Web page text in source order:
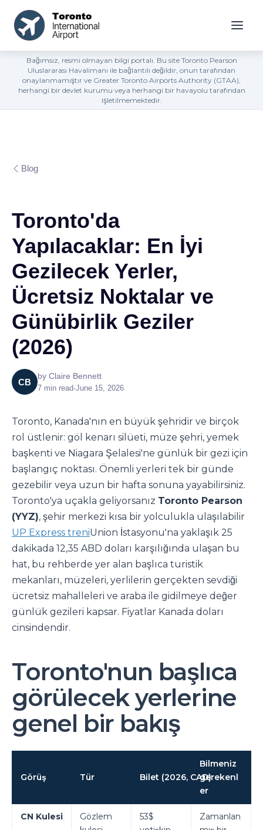
Bağımsız, resmi olmayan bilgi portalı. Bu site Toronto Pearson
Uluslararası Havalimanı ile bağlantılı değildir, onun tarafından
onaylanmamıştır ve Greater Toronto Airports Authority (GTAA),
herhangi bir devlet kurumu veya herhangi bir havayolu tarafından
işletilmemektedir.
Blog
Toronto'da
Yapılacaklar: En İyi
Gezilecek Yerler,
Ücretsiz Noktalar ve
Günübirlik Geziler
(2026)
CB
by Claire Bennett
7 min read•June 15, 2026
Toronto, Kanada'nın en büyük şehridir ve birçok
rol üstlenir: göl kenarı silüeti, müze şehri, yemek
başkenti ve Niagara Şelalesi'ne günlük bir gezi için
başlangıç noktası. Önemli yerleri tek bir günde
gezebilir veya uzun bir hafta sonuna yayabilirsiniz.
Toronto'ya uçakla geliyorsanız Toronto Pearson
(YYZ), şehir merkezi kısa bir yolculukla ulaşılabilir
UP Express treniUnion İstasyonu'na yaklaşık 25
dakikada 12,35 ABD doları karşılığında ulaşan bu
hat, bu rehberde yer alan başlıca turistik
mekanları, müzeleri, yerlilerin gerçekten sevdiği
ücretsiz mahalleleri ve araba ile gidilmeye değer
günlük gezileri kapsar. Fiyatlar Kanada doları
cinsindendir.
Toronto'nun başlıca
görülecek yerlerine
genel bir bakış
Görüş Tür Bilet (2026, CAD)
Bilmeniz
gerekenl
er
CN Kulesi
Gözlem
53$
Zamanlan